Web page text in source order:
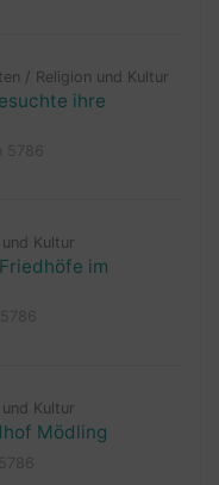
/ Religion und Kultur
ihre
Kultur
im
Kultur
Mödling